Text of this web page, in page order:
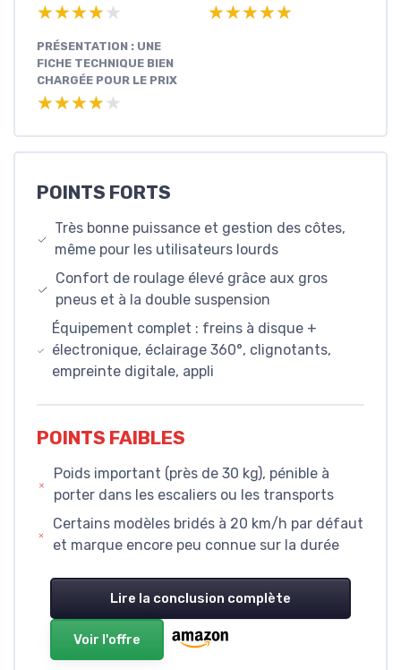
★★★★★
★★★★★ ★★★★★
★★★★★
PRÉSENTATION : UNE
FICHE TECHNIQUE BIEN
CHARGÉE POUR LE PRIX
★★★★★
★★★★★
POINTS FORTS
Très bonne puissance et gestion des côtes,
même pour les utilisateurs lourds
Confort de roulage élevé grâce aux gros
pneus et à la double suspension
Équipement complet : freins à disque +
électronique, éclairage 360°, clignotants,
empreinte digitale, appli
POINTS FAIBLES
Poids important (près de 30 kg), pénible à
porter dans les escaliers ou les transports
Certains modèles bridés à 20 km/h par défaut
et marque encore peu connue sur la durée
Lire la conclusion complète
Voir l'offre